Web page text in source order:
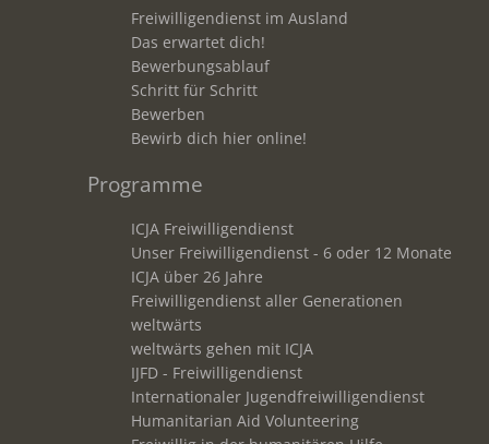
Freiwilligendienst im Ausland
Das erwartet dich!
Bewerbungsablauf
Schritt für Schritt
Bewerben
Bewirb dich hier online!
Programme
ICJA Freiwilligendienst
Unser Freiwilligendienst - 6 oder 12 Monate
ICJA über 26 Jahre
Freiwilligendienst aller Generationen
weltwärts
weltwärts gehen mit ICJA
IJFD - Freiwilligendienst
Internationaler Jugendfreiwilligendienst
Humanitarian Aid Volunteering